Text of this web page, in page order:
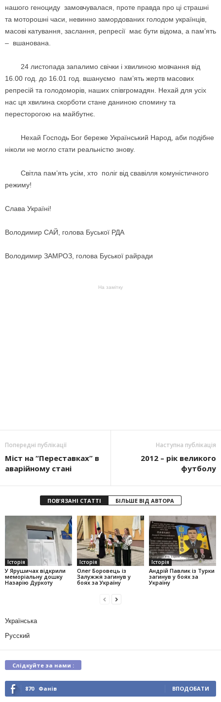
нашого геноциду замовчувалася, проте правда про ці страшні
та моторошні часи, невинно замордованих голодом українців,
масові катування, заслання, репресії має бути відома, а пам’ять
– вшанована.
24 листопада запалимо свічки і хвилиною мовчання від
16.00 год. до 16.01 год. вшануємо пам’ять жертв масових
репресій та голодоморів, наших співгромадян. Нехай для усіх
нас ця хвилина скорботи стане даниною спомину та
пересторогою на майбутнє.
Нехай Господь Бог береже Український Народ, аби подібне
ніколи не могло стати реальністю знову.
Світла пам’ять усім, хто поліг від свавілля комуністичного
режиму!
Слава Україні!
Володимир САЙ, голова Буської РДА
Володимир ЗАМРОЗ, голова Буської райради
На замітку
Попередні публікації
Міст на “Переставках” в
аварійному стані
Наступна публікація
2012 – рік великого
футболу
ПОВ'ЯЗАНІ СТАТТІ БІЛЬШЕ ВІД АВТОРА
Історія
У Ярушичах відкрили
меморіальну дошку
Назарію Дуркоту
Історія
Олег Боровець із
Залужжя загинув у
боях за Україну
Історія
Андрій Павлик із Турки
загинув у боях за
Україну
Українська
Русский
Слідкуйте за нами :
870 Фанів ВПОДОБАТИ